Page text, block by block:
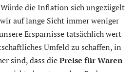
Würde die Inflation sich ungezügelt
auf lange Sicht immer weniger
Ersparnisse tatsächlich wert
Umfeld zu schaffen, in
sind, dass diePreise für Waren